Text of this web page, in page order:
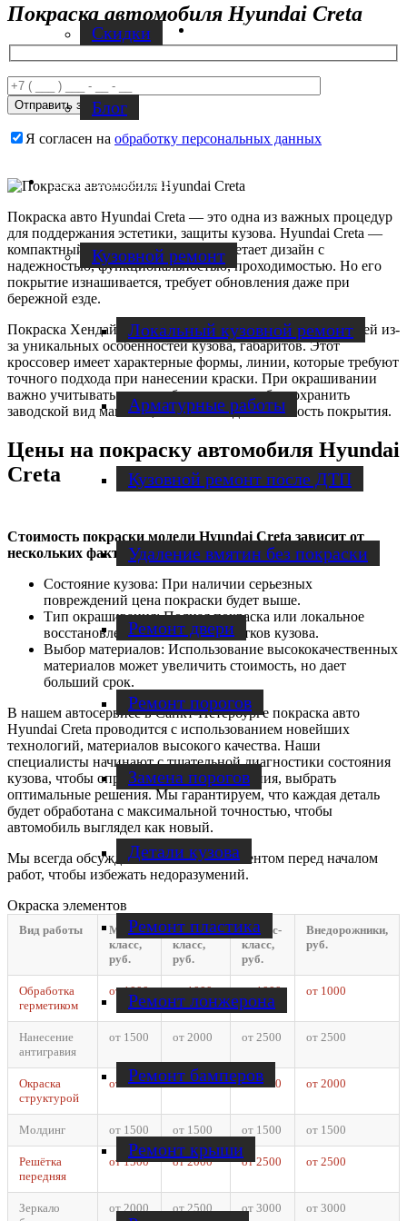
Скидки
Блог
Услуги по ремонту авто
Кузовной ремонт
Локальный кузовной ремонт
Арматурные работы
Кузовной ремонт после ДТП
Удаление вмятин без покраски
Ремонт двери
Ремонт порогов
Замена порогов
Детали кузова
Ремонт пластика
Ремонт лонжерона
Ремонт бамперов
Ремонт крыши
Facebook
Покраска автомобиля Hyundai Creta
Я согласен на обработку персональных данных
Покраска авто Hyundai Creta — это одна из важных процедур
для поддержания эстетики, защиты кузова. Hyundai Creta —
компактный кроссовер, который сочетает дизайн с
надежностью, функциональностью, проходимостью. Но его
покрытие изнашивается, требует обновления даже при
бережной езде.
Покраска Хендай Крета отличается от других автомобилей из-
за уникальных особенностей кузова, габаритов. Этот
кроссовер имеет характерные формы, линии, которые требуют
точного подхода при нанесении краски. При окрашивании
важно учитывать все изгибы, детали, чтобы сохранить
заводской вид машины, обеспечить долговечность покрытия.
Цены на покраску автомобиля Hyundai
Creta
Стоимость покраски модели Hyundai Creta зависит от
нескольких факторов:
Состояние кузова: При наличии серьезных
повреждений цена покраски будет выше.
Тип окрашивания: Полная покраска или локальное
восстановление отдельных участков кузова.
Выбор материалов: Использование высококачественных
материалов может увеличить стоимость, но дает
больший срок.
В нашем автосервисе в Санкт-Петербурге покраска авто
Hyundai Creta проводится с использованием новейших
технологий, материалов высокого качества. Наши
специалисты начинают с тщательной диагностики состояния
кузова, чтобы определить все повреждения, выбрать
оптимальные решения. Мы гарантируем, что каждая деталь
будет обработана с максимальной точностью, чтобы
автомобиль выглядел как новый.
Мы всегда обсуждаем стоимость с клиентом перед началом
работ, чтобы избежать недоразумений.
Окраска элементов
Вид работы
Малый
класс,
руб.
Средний
класс,
руб.
Бизнес-
класс,
руб.
Внедорожники,
руб.
Обработка
герметиком
от 1000 от 1000 от 1000 от 1000
Нанесение
антигравия
от 1500 от 2000 от 2500 от 2500
Окраска
структурой
от 1000 от 1500 от 2000 от 2000
Молдинг от 1500 от 1500 от 1500 от 1500
Решётка
передняя
от 1500 от 2000 от 2500 от 2500
Зеркало
от 2000 от 2500 от 3000 от 3000